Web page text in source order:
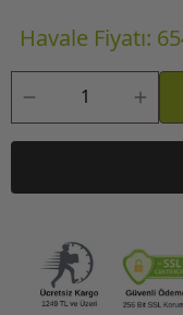
Havale Fiyatı: